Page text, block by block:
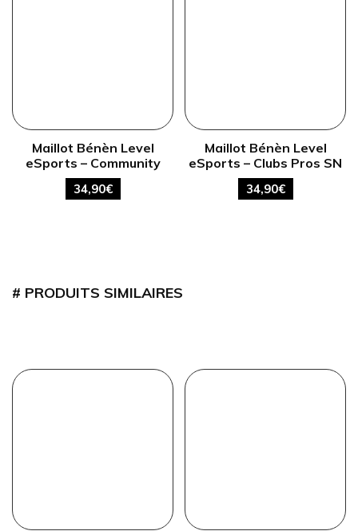
Maillot Bénèn Level
eSports – Community
34,90€
Maillot Bénèn Level
eSports – Clubs Pros SN
34,90€
PRODUITS SIMILAIRES